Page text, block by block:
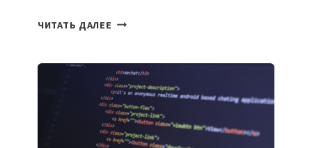
ЧИТАТЬ ДАЛЕЕ ТАСК-
ПОЛЕЗНЫХ
ИНСТРУМЕНТОВ
ДЛЯ
РАБОТЫ